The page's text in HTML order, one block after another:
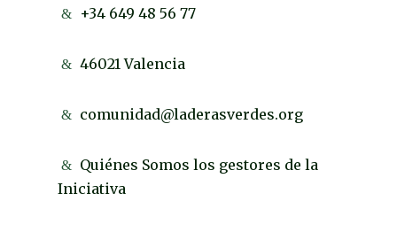
+34 649 48 56 77
46021 Valencia
comunidad@laderasverdes.org
Quiénes Somos los gestores de la
Iniciativa